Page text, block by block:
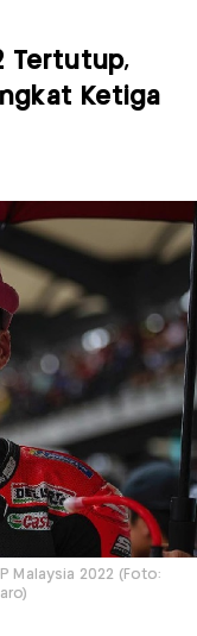
Tertutup,
Ketiga
Malaysia 2022 (Foto: